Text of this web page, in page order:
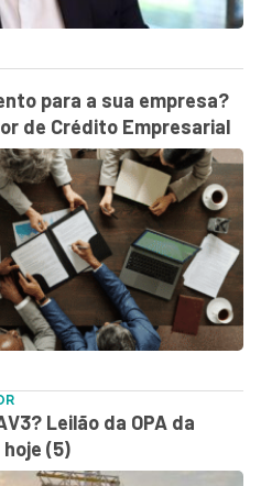
para a sua empresa?
de Crédito Empresarial
Leilão da OPA da
(5)